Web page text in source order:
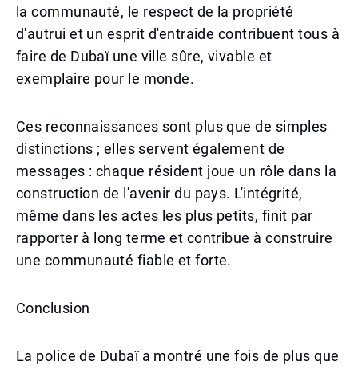
la communauté, le respect de la propriété
d'autrui et un esprit d'entraide contribuent tous à
faire de Dubaï une ville sûre, vivable et
exemplaire pour le monde.
Ces reconnaissances sont plus que de simples
distinctions ; elles servent également de
messages : chaque résident joue un rôle dans la
construction de l'avenir du pays. L'intégrité,
même dans les actes les plus petits, finit par
rapporter à long terme et contribue à construire
une communauté fiable et forte.
Conclusion
La police de Dubaï a montré une fois de plus que